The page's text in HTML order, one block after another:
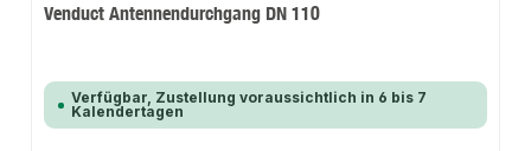
Venduct Antennendurchgang DN 110
Verfügbar, Zustellung voraussichtlich in 6 bis 7
Kalendertagen